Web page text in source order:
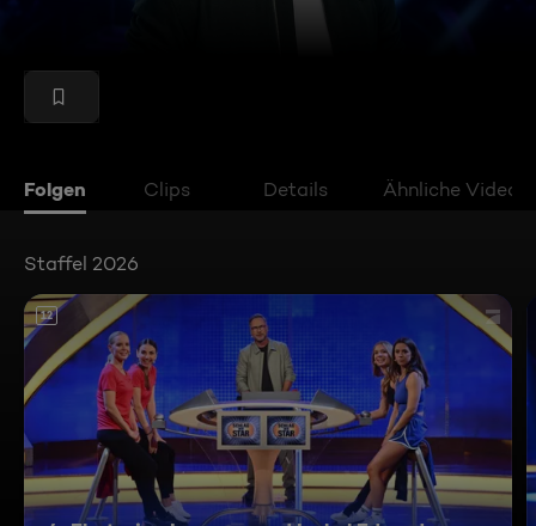
Folgen Clips Details Ähnliche Videos
Staffel 2026
12